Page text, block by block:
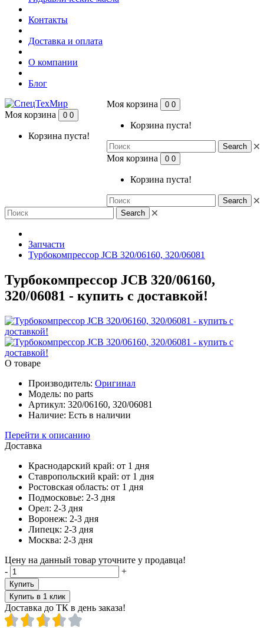
Контакты
Доставка и оплата
О компании
Блог
Моя корзина 0 0
Корзина пуста!
Search
Моя корзина 0 0
Корзина пуста!
Search
Моя корзина 0 0
Корзина пуста!
Search
Запчасти
Турбокомпрессор JCB 320/06160, 320/06081
Турбокомпрессор JCB 320/06160,
320/06081 - купить с доставкой!
О товаре
Производитель: Oригинал
Модель: no parts
Артикул: 320/06160, 320/06081
Наличие: Есть в наличии
Перейти к описанию
Доставка
Краснодарский край: от 1 дня
Ставропольский край: от 1 дня
Ростовская область: от 1 дня
Подмосковье: 2-3 дня
Орел: 2-3 дня
Воронеж: 2-3 дня
Липецк: 2-3 дня
Москва: 2-3 дня
Цену на данный товар уточните у продавца!
-
+
Купить
Купить в 1 клик
Доставка до ТК в день заказа!